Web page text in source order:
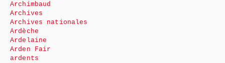
Archimbaud
Archives
Archives nationales
Ardèche
Ardelaine
Arden Fair
ardents